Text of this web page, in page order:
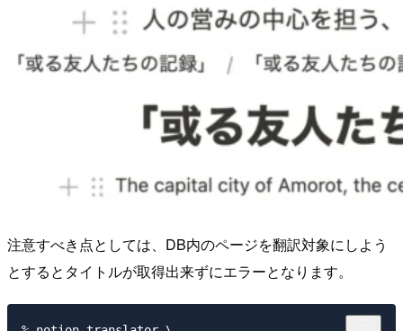
注意すべき点としては、DB内のページを翻訳対象にしよう
とするとタイトルが取得出来ずにエラーとなります。